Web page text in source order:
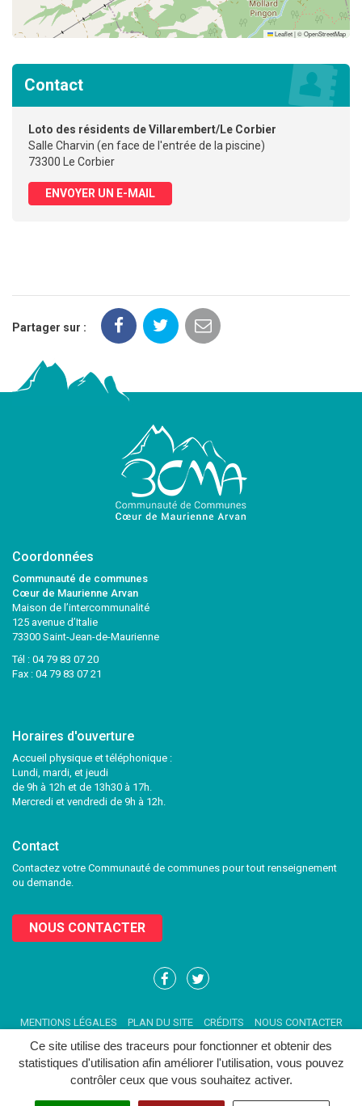
Ce site utilise des traceurs pour fonctionner et obtenir des
statistiques d'utilisation afin améliorer l'utilisation, vous pouvez
contrôler ceux que vous souhaitez activer.
Leaflet|©OpenStreetMap
Contact
Loto des résidents de Villarembert/Le Corbier
Salle Charvin (en face de l'entrée de la piscine)
73300 Le Corbier
ENVOYER UN E-MAIL
Partager sur :
Coordonnées
Communauté de communes
Cœur de Maurienne Arvan
Maison de l’intercommunalité
125 avenue d’Italie
73300 Saint-Jean-de-Maurienne
Tél : 04 79 83 07 20
Fax : 04 79 83 07 21
Horaires d'ouverture
Accueil physique et téléphonique :
Lundi, mardi, et jeudi
de 9h à 12h et de 13h30 à 17h.
Mercredi et vendredi de 9h à 12h.
Contact
Contactez votre Communauté de communes pour tout renseignement
ou demande.
NOUS CONTACTER
Lien
compte
Facebook
Lien
compte
Twitter
MENTIONS LÉGALES PLAN DU SITE CRÉDITS NOUS CONTACTER